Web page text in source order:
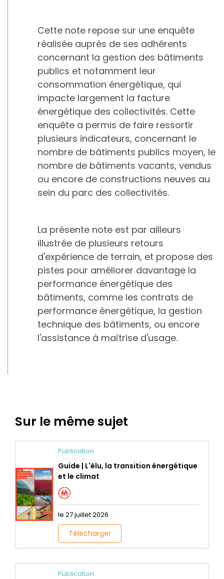
Cette note repose sur une enquête
réalisée auprès de ses adhérents
concernant la gestion des bâtiments
publics et notamment leur
consommation énergétique, qui
impacte largement la facture
énergétique des collectivités. Cette
enquête a permis de faire ressortir
plusieurs indicateurs, concernant le
nombre de bâtiments publics moyen, le
nombre de bâtiments vacants, vendus
ou encore de constructions neuves au
sein du parc des collectivités.
La présente note est par ailleurs
illustrée de plusieurs retours
d'expérience de terrain, et propose des
pistes pour améliorer davantage la
performance énergétique des
bâtiments, comme les contrats de
performance énergétique, la gestion
technique des bâtiments, ou encore
l'assistance à maîtrise d'usage.
Sur le même sujet
Publication
Guide | L'élu, la transition énergétique
et le climat
le 27 juillet 2026
Télécharger
Publication